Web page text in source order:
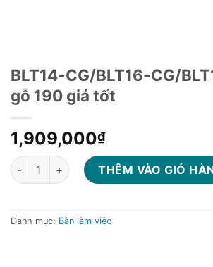
BLT14-CG/BLT16-CG/
gỗ 190 giá tốt
1,909,000₫
BLT14-CG/BLT16-CG/BLT18-CG - Bàn
THÊM VÀO GIỎ
Danh mục: Bàn làm việc